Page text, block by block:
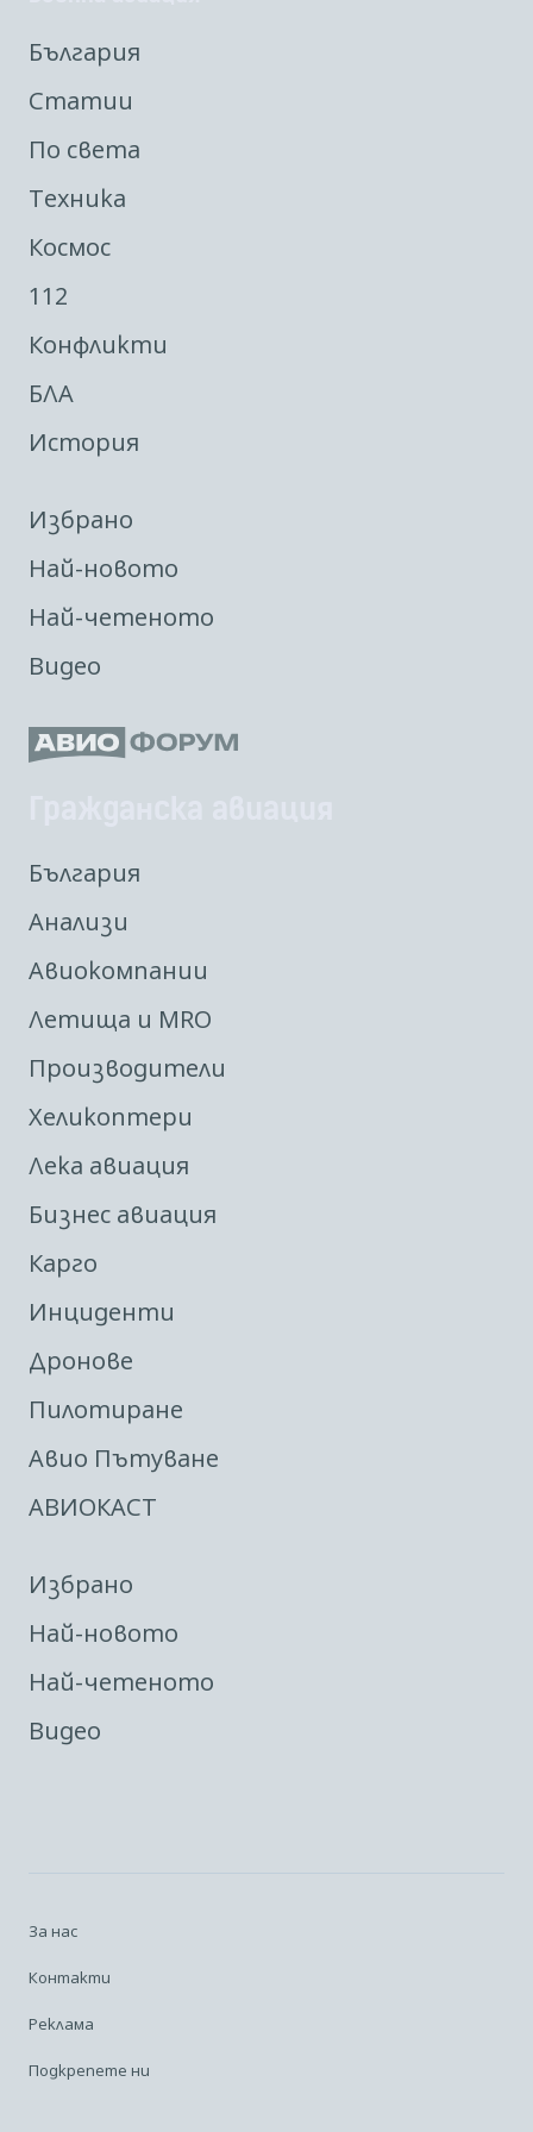
България
Статии
По света
Техника
Космос
112
Конфликти
БЛА
История
Избрано
Най-новото
Най-четеното
Видео
България
Анализи
Авиокомпании
Летища и MRO
Производители
Хеликоптери
Лека авиация
Бизнес авиация
Карго
Инциденти
Дронове
Пилотиране
Авио Пътуване
АВИОКАСТ
Избрано
Най-новото
Най-четеното
Видео
За нас
Контакти
Реклама
Подкрепете ни